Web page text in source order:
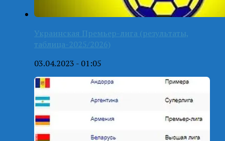
Украинская Премьер-лига (результаты,
таблица-2025/2026)
03.04.2023 - 01:05